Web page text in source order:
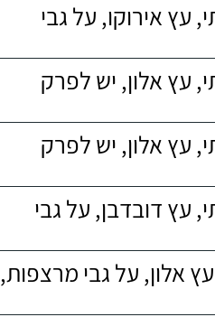
אירוקו, על גבי
אלון, יש לפרק
אלון, יש לפרק
דובדבן, על גבי
אלון, על גבי מרצפות,